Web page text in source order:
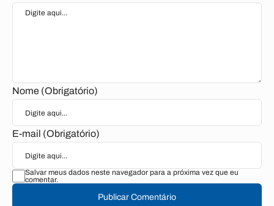
Nome (Obrigatório)
E-mail (Obrigatório)
Salvar meus dados neste navegador para a próxima vez que eu
comentar.
Publicar Comentário